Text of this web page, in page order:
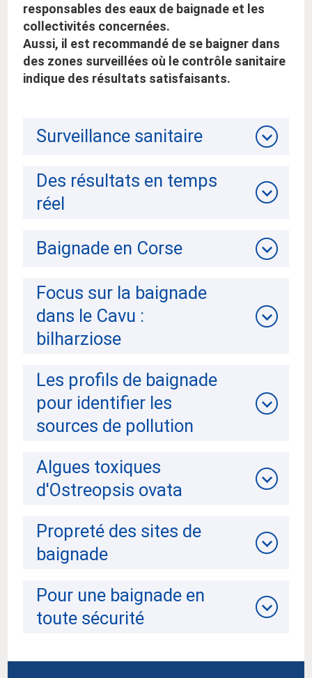
responsables des eaux de baignade et les
collectivités concernées.
Aussi, il est recommandé de se baigner dans
des zones surveillées où le contrôle sanitaire
indique des résultats satisfaisants.
Surveillance sanitaire
Des résultats en temps
réel
Baignade en Corse
Focus sur la baignade
dans le Cavu :
bilharziose
Les profils de baignade
pour identifier les
sources de pollution
Algues toxiques
d'Ostreopsis ovata
Propreté des sites de
baignade
Pour une baignade en
toute sécurité